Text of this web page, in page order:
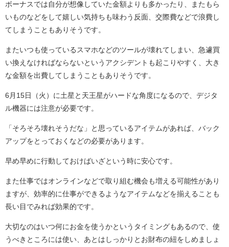
ボーナスでは自分が想像していた金額よりも多かったり、またもら
いものなどをして嬉しい気持ちも味わう反面、交際費などで浪費し
てしまうこともありそうです。
またいつも使っているスマホなどのツールが壊れてしまい、急遽買
い換えなければならないというアクシデントも起こりやすく、大き
な金額を出費してしまうこともありそうです。
6月15日（火）に土星と天王星がハードな角度になるので、デジタ
ル機器には注意が必要です。
「そろそろ壊れそうだな」と思っているアイテムがあれば、バック
アップをとっておくなどの必要があります。
早め早めに行動しておけばいざという時に安心です。
また仕事ではオンラインなどで取り組む機会も増える可能性があり
ますが、効率的に仕事ができるようなアイテムなどを揃えることも
長い目でみれば効果的です。
大切なのはいつ何にお金を使うかというタイミングもあるので、使
うべきところには使い、あとはしっかりとお財布の紐をしめましょ